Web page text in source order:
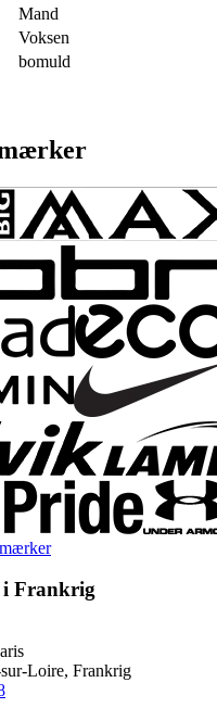
Mand
Voksen
bomuld
i Frankrig
Loire, Frankrig